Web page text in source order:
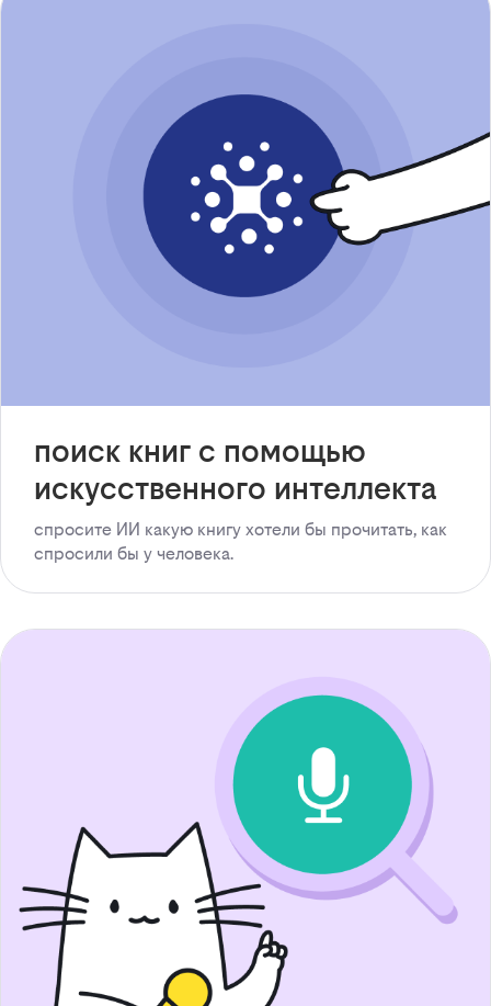
поиск книг с помощью
искусственного интеллекта
спросите ИИ какую книгу хотели бы прочитать, как
спросили бы у человека.